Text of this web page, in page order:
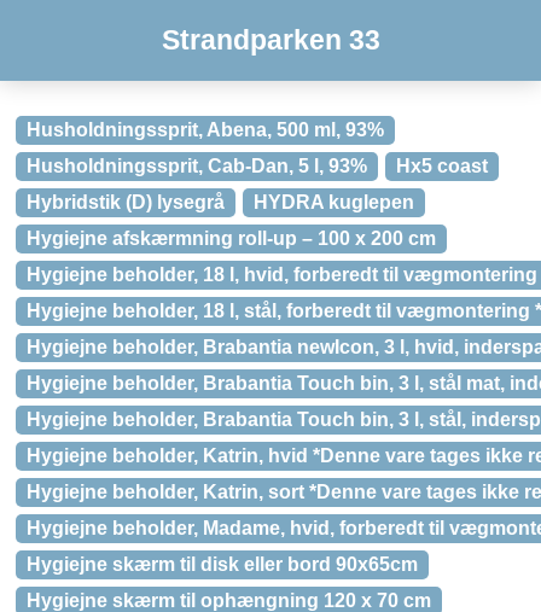
Strandparken 33
Husholdningssprit, Abena, 500 ml, 93%
Husholdningssprit, Cab-Dan, 5 l, 93%
Hx5 coast
Hybridstik (D) lysegrå
HYDRA kuglepen
Hygiejne afskærmning roll-up – 100 x 200 cm
Hygiejne beholder, 18 l, hvid, forberedt til
Hygiejne beholder, 18 l, stål, forberedt til vægmontering
Hygiejne beholder, Brabantia newIcon, 3 l, hvid,
Hygiejne beholder, Brabantia Touch bin, 3 l, stål mat,
Hygiejne beholder, Brabantia Touch bin, 3 l, stål,
Hygiejne beholder, Katrin, hvid *Denne vare tages ikke
Hygiejne beholder, Katrin, sort *Denne vare tages ikke
Hygiejne beholder, Madame, hvid, forberedt til
Hygiejne skærm til disk eller bord 90x65cm
Hygiejne skærm til ophængning 120 x 70 cm